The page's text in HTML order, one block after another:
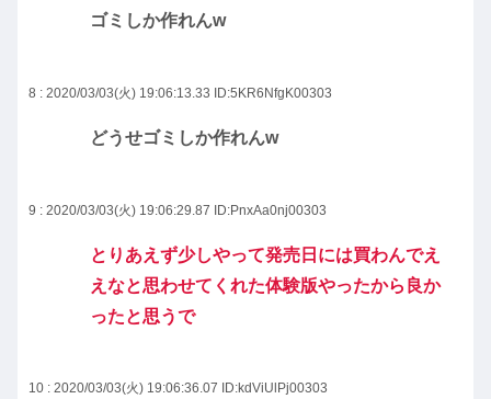
ゴミしか作れんw
8 : 2020/03/03(火) 19:06:13.33 ID:5KR6NfgK00303
どうせゴミしか作れんw
9 : 2020/03/03(火) 19:06:29.87 ID:PnxAa0nj00303
とりあえず少しやって発売日には買わんでえ
えなと思わせてくれた体験版やったから良か
ったと思うで
10 : 2020/03/03(火) 19:06:36.07 ID:kdViUlPj00303